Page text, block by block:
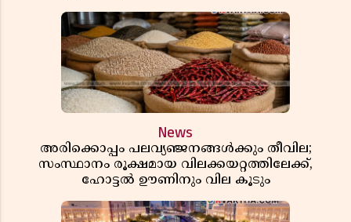
News
അരിക്കൊപ്പം പലവ്യഞ്ജനങ്ങൾക്കും തീവില;
സംസ്ഥാനം രൂക്ഷമായ വിലക്കയറ്റത്തിലേക്ക്,
ഹോട്ടൽ ഊണിനും വില കൂടും